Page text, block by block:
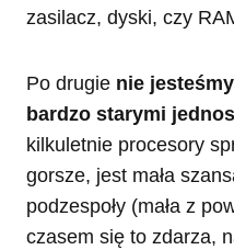
zasilacz, dyski, czy
Po drugie nie
bardzo starymi
kilkuletnie procesory
gorsze, jest mała
podzespoły (mała z
czasem się to zdarza,